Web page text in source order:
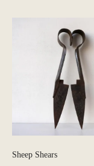
Sheep Shears